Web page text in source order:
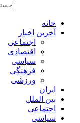
خانه
آخرین اخبار
اجتماعی
اقتصادی
سیاسی
فرهنگی
ورزشی
ایران
بین الملل
اجتماعی
سیاسی